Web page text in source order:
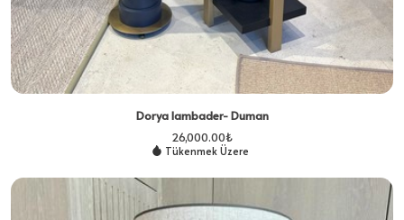
Dorya lambader- Duman
26,000.00₺
Tükenmek Üzere